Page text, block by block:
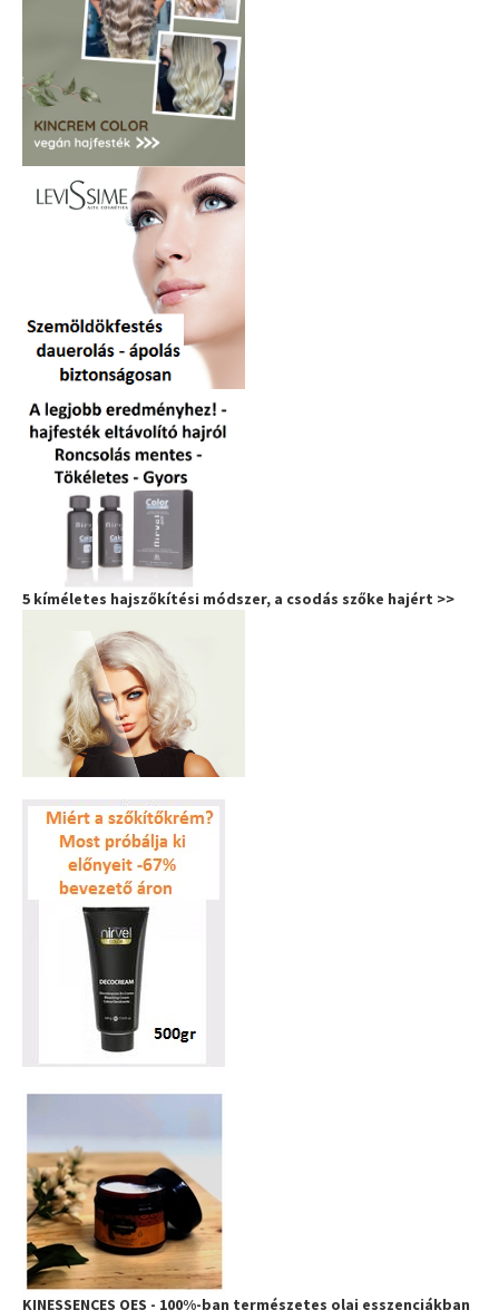
5 kíméletes hajszőkítési módszer, a csodás szőke hajért >>
KINESSENCES OES - 100%-ban természetes olaj esszenciákban